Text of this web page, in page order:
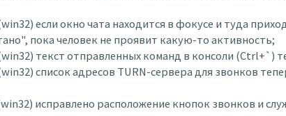
если окно чата находится в фокусе и туда
пока человек не проявит какую-то активность;
текст отправленных команд в консоли
список адресов TURN-сервера для звонков
исправлено расположение кнопок звонков и